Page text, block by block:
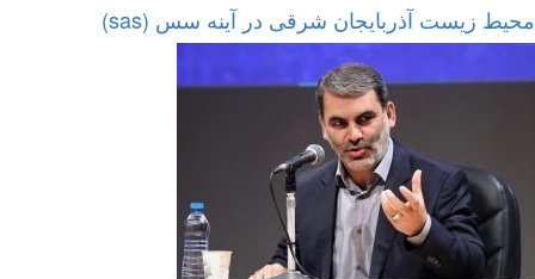
محیط زیست آذربایجان شرقی در آینه سس (sas)